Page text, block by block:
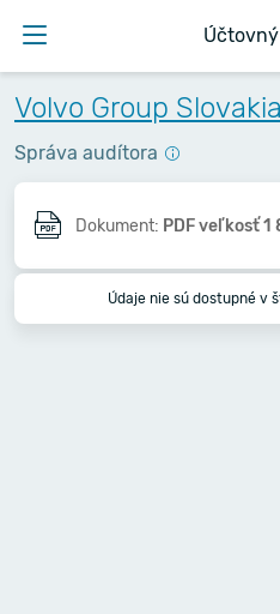
Volvo Group
Správa audítora
Dokument: PDF veľkosť 1
Údaje nie sú dostupné v